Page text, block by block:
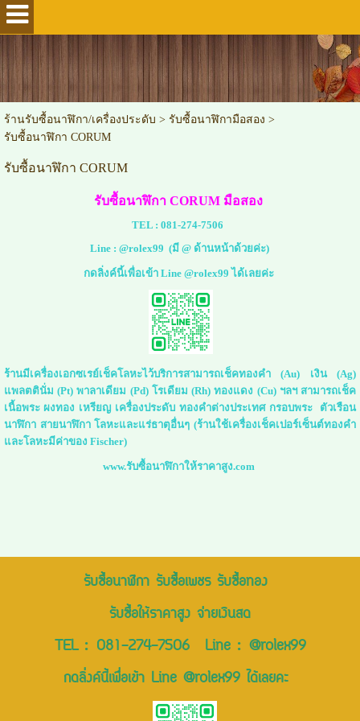
ร้านรับซื้อนาฬิกา/เครื่องประดับ > รับซื้อนาฬิกามือสอง >
รับซื้อนาฬิกา CORUM
รับซื้อนาฬิกา CORUM
รับซื้อนาฬิกา CORUM มือสอง
TEL : 081-274-7506
Line :@rolex99 (มี @ ด้านหน้าด้วยค่ะ)
กดลิ่งค์นี้เพื่อเข้า Line @rolex99 ได้เลยค่ะ
ร้านมีเครื่องเอกซเรย์เช็คโลหะไว้บริการสามารถเช็คทองคำ (Au) เงิน (Ag)
แพลตตินั่ม (Pt) พาลาเดียม (Pd) โรเดียม (Rh) ทองแดง (Cu) ฯลฯ สามารถเช็ค
เนื้อพระ ผงทอง เหรียญ เครื่องประดับ ทองคำต่างประเทศ กรอบพระ ตัวเรือน
นาฬิกา สายนาฬิกา โลหะและแร่ธาตุอื่นๆ (ร้านใช้เครื่องเช็คเปอร์เซ็นต์ทองคำ
และโลหะมีค่าของ Fischer)
www.รับซื้อนาฬิกาให้ราคาสูง.com
รับซื้อนาฬิกา รับซื้อเพชร รับซื้อทอง
รับซื้อให้ราคาสูง จ่ายเงินสด
TEL : 081-274-7506Line : @rolex99
กดลิ่งค์นี้เพื่อเข้า Line @rolex99 ได้เลยคะ